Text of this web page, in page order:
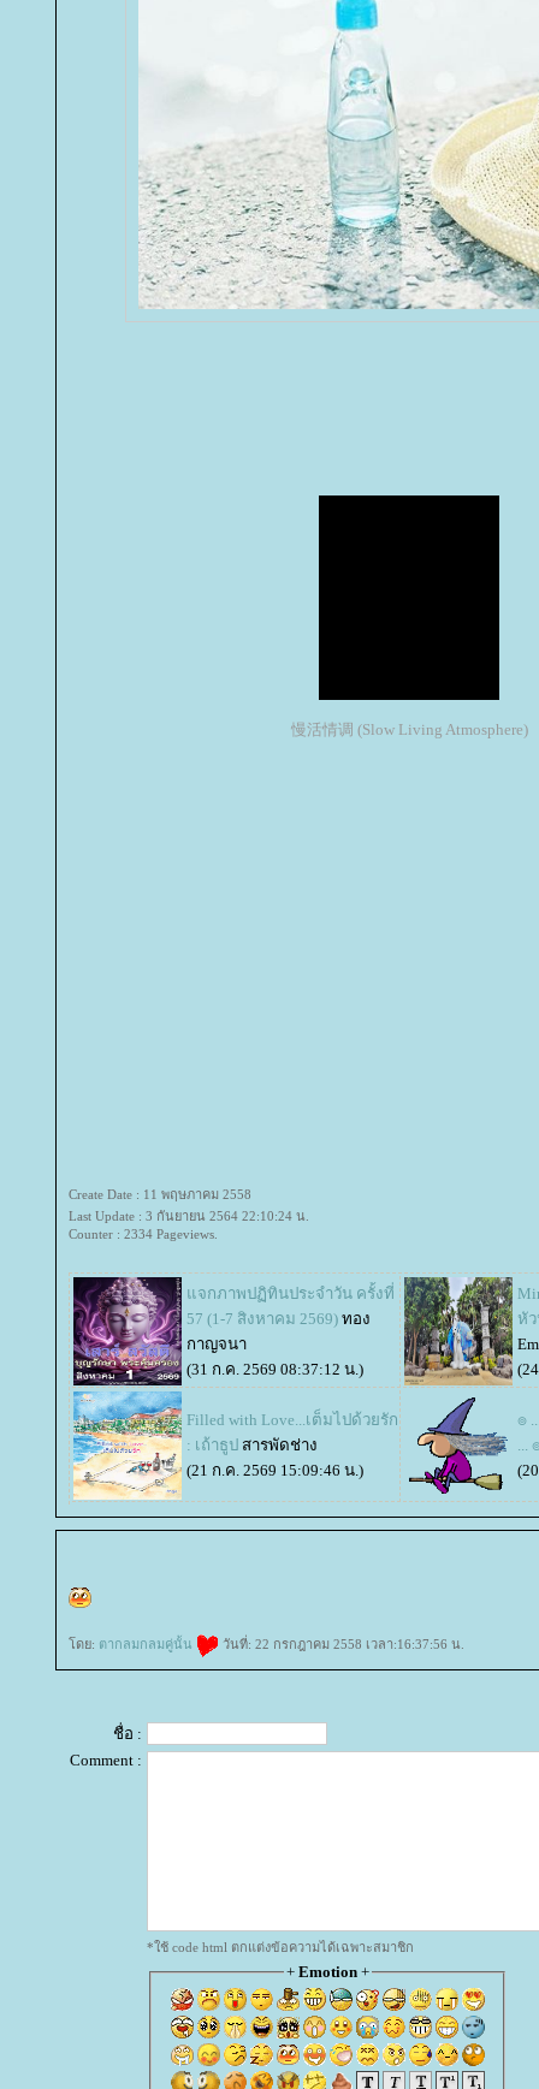
慢活情调 (Slow Living Atmosphere)
Create Date : 11 พฤษภาคม 2558
Last Update : 3 กันยายน 2564 22:10:24 น.
Counter : 2334 Pageviews.
จกภาพปฏิทินประจำวัน ครั้งที่
57 (1-7 สิงหาคม 2569) ทอง
กาญจนา
(31 ก.ค. 2569 08:37:12 น.)
หั
Filled with Love...เต็มไปด้วยรัก
: เถ้าธูป สารพัดช่าง
(21 ก.ค. 2569 15:09:46 น.)
๏
...
ดย: ตากลมกลมคู่นั้น วันที่: 22 กรกฎาคม 2558 เวลา:16:37:56 น.
ชื่อ :
Comment :
*ใช้ code html ตกแต่งข้อความได้เฉพาะสมาชิก
+ Emotion+